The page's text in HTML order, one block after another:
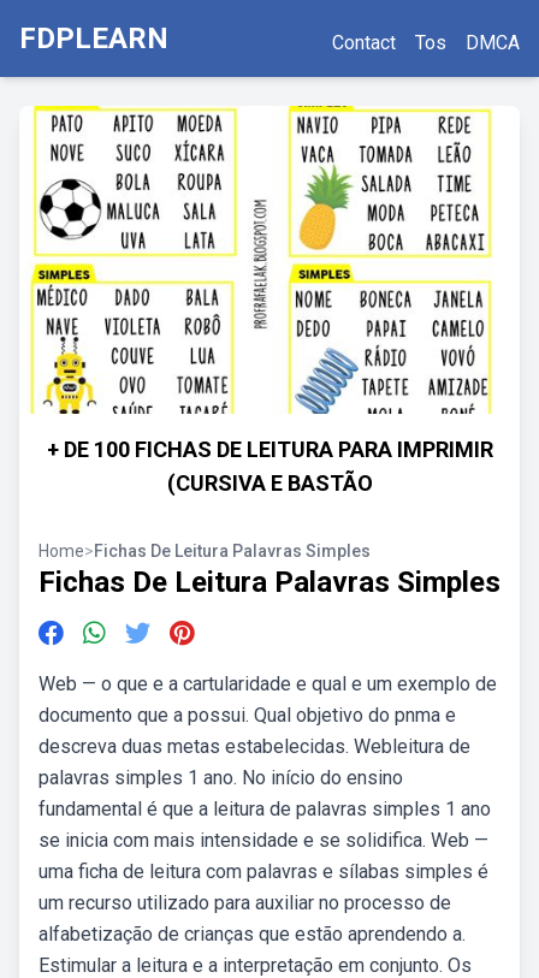
FDPLEARN Contact Tos DMCA
+ DE 100 FICHAS DE LEITURA PARA IMPRIMIR
(CURSIVA E BASTÃO
Home>Fichas De Leitura Palavras Simples
Fichas De Leitura Palavras Simples
Web — o que e a cartularidade e qual e um exemplo de
documento que a possui. Qual objetivo do pnma e
descreva duas metas estabelecidas. Webleitura de
palavras simples 1 ano. No início do ensino
fundamental é que a leitura de palavras simples 1 ano
se inicia com mais intensidade e se solidifica. Web —
uma ficha de leitura com palavras e sílabas simples é
um recurso utilizado para auxiliar no processo de
alfabetização de crianças que estão aprendendo a.
Estimular a leitura e a interpretação em conjunto. Os